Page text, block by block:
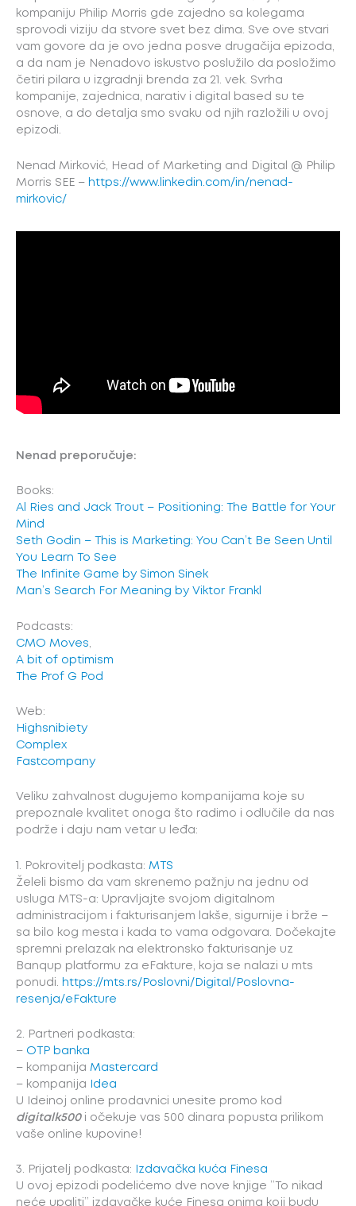
kompaniju Philip Morris gde zajedno sa kolegama
sprovodi viziju da stvore svet bez dima. Sve ove stvari
vam govore da je ovo jedna posve drugačija epizoda,
a da nam je Nenadovo iskustvo poslužilo da posložimo
četiri pilara u izgradnji brenda za 21. vek. Svrha
kompanije, zajednica, narativ i digital based su te
osnove, a do detalja smo svaku od njih razložili u ovoj
epizodi.
Nenad Mirković, Head of Marketing and Digital @ Philip
Morris SEE – https://www.linkedin.com/in/nenad-
mirkovic/
Nenad preporučuje:
Books:
Al Ries and Jack Trout – Positioning: The Battle for Your
Mind
Seth Godin – This is Marketing: You Can’t Be Seen Until
You Learn To See
The Infinite Game by Simon Sinek
Man’s Search For Meaning by Viktor Frankl
Podcasts:
CMO Moves
A bit of optimism
The Prof G Pod
Web:
Highsnibiety
Complex
Fastcompany
Veliku zahvalnost dugujemo kompanijama koje su
prepoznale kvalitet onoga što radimo i odlučile da nas
podrže i daju nam vetar u leđa:
1. Pokrovitelj podkasta: MTS
Želeli bismo da vam skrenemo pažnju na jednu od
usluga MTS-a: Upravljajte svojom digitalnom
administracijom i fakturisanjem lakše, sigurnije i brže –
sa bilo kog mesta i kada to vama odgovara. Dočekajte
spremni prelazak na elektronsko fakturisanje uz
Banqup platformu za eFakture, koja se nalazi u mts
ponudi.
https://mts.rs/Poslovni/Digital/Poslovna-
resenja/eFakture
2. Partneri podkasta:
– OTP banka
– kompanija Mastercard
– kompanija
Idea
U Ideinoj online prodavnici unesite promo kod
digitalk500i očekuje vas 500 dinara popusta prilikom
vaše online kupovine!
3. Prijatelj podkasta:
Izdavačka kuća Finesa
U ovoj epizodi podelićemo dve nove knjige ’’To nikad
neće upaliti’’ izdavačke kuće Finesa onima koji budu